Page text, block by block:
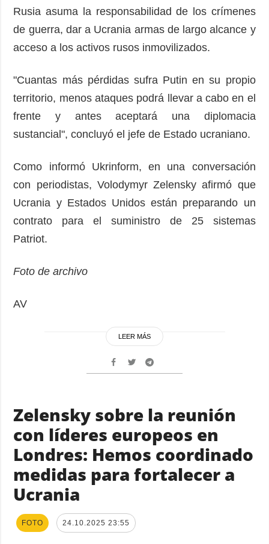
Rusia asuma la responsabilidad de los crímenes
de guerra, dar a Ucrania armas de largo alcance y
acceso a los activos rusos inmovilizados.
"Cuantas más pérdidas sufra Putin en su propio
territorio, menos ataques podrá llevar a cabo en el
frente y antes aceptará una diplomacia
sustancial", concluyó el jefe de Estado ucraniano.
Como informó Ukrinform, en una conversación
con periodistas, Volodymyr Zelensky afirmó que
Ucrania y Estados Unidos están preparando un
contrato para el suministro de 25 sistemas
Patriot.
Foto de archivo
AV
LEER MÁS
Zelensky sobre la reunión
con líderes europeos en
Londres: Hemos coordinado
medidas para fortalecer a
Ucrania
FOTO 24.10.2025 23:55